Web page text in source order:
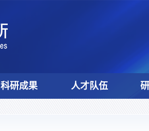
科研成果 人才队伍